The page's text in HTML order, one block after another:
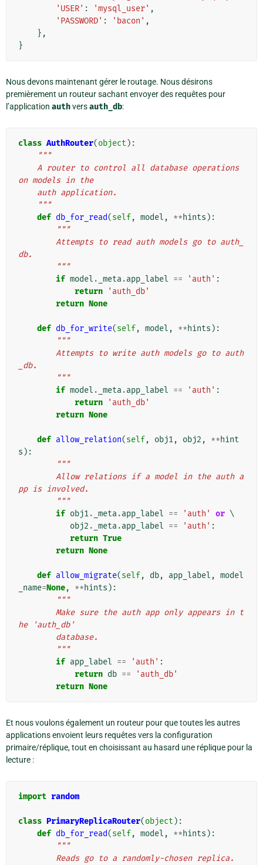
'USER' : 'mysql_user' ,
'PASSWORD' : 'bacon' ,
},
}
Nous devons maintenant gérer le routage. Nous désirons
premièrement un routeur sachant envoyer des requêtes pour
l’application authversauth_db:
class AuthRouter(object ):
"""
on models in the
    auth application.
    """
def db_for_read(self, model , **hints ):
"""
db.
        """
if model . _meta.app_label == 'auth' :
return
'auth_db'
return None
def db_for_write(self, model , **hints ):
"""
_db.
        """
if model . _meta.app_label == 'auth' :
return
'auth_db'
return None
def allow_relation(self, obj1, obj2 , **hint
s ):
"""
pp is involved.
        """
if obj1. _meta.app_label == 'auth' or \
obj2 . _meta.app_label == 'auth' :
return True
return None
def allow_migrate(self, db, app_label , model
_name=None, **hints ):
"""
he 'auth_db'
        database.
        """
if app_label == 'auth' :
return db ==
'auth_db'
return None
Et nous voulons également un routeur pour que toutes les autres
applications envoient leurs requêtes vers la configuration
primaire/réplique, tout en choisissant au hasard une réplique pour la
lecture :
import random
class PrimaryReplicaRouter(object ):
def db_for_read(self, model , **hints ):
"""
        Reads go to a randomly-chosen replica.